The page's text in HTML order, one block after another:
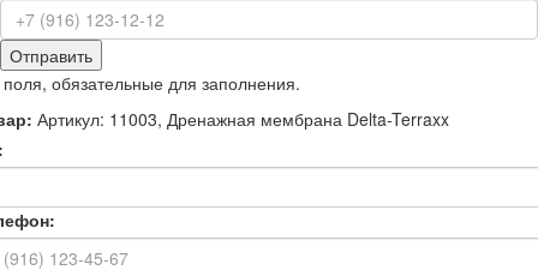
Отправить
обязательные для заполнения.
Артикул: 11003, Дренажная мембрана Delta-Terraxx